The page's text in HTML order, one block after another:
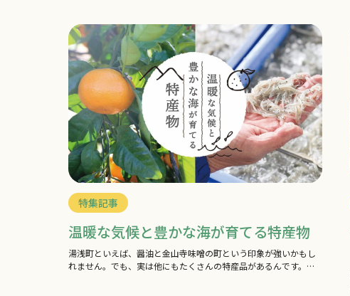
特集記事
温暖な気候と豊かな海が育てる特産物
湯浅町といえば、醤油と金山寺味噌の町という印象が強いかもし
れません。でも、実は他にもたくさんの特産品があるんです。豊